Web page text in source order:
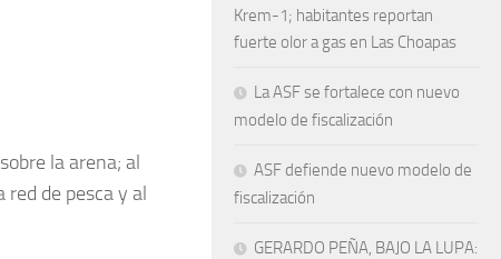
la arena; al
de pesca y al
Krem-1; habitantes reportan
fuerte olor a gas en Las Choapas
La ASF se fortalece con nuevo
modelo de fiscalización
ASF defiende nuevo modelo de
fiscalización
GERARDO PEÑA, BAJO LA LUPA: